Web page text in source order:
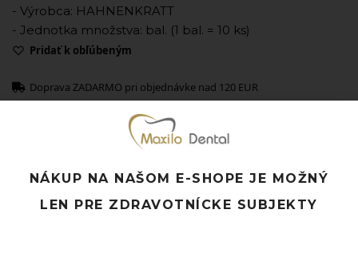
- Výrobca: HAHNENKRATT
- Jednotka množstva: bal. (1 bal. = 10 ks)
Pridať k obľúbeným
Doprava ZADARMO pri objednávke nad 120 EUR
Potrebujete poradiť? Neváhajte nás
Súvisiace produkty
NÁKUP NA NAŠOM E-SHOPE JE MOŽNÝ
LEN PRE ZDRAVOTNÍCKE SUBJEKTY